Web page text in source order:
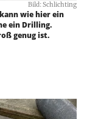
Bild: Schlichting
wie hier ein
ein Drilling.
genug ist.